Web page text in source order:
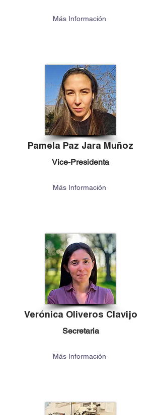
Más Información
Pamela Paz Jara Muñoz
Vice-Presidenta
Más Información
Verónica Oliveros Clavijo
Secretaria
Más Información